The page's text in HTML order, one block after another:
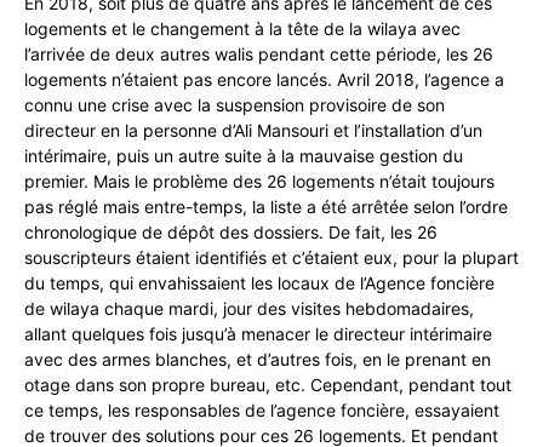
logements et le changement à la tête de la wilaya avec
l’arrivée de deux autres walis pendant cette période, les 26
logements n’étaient pas encore lancés. Avril 2018, l’agence a
connu une crise avec la suspension provisoire de son
directeur en la personne d’Ali Mansouri et l’installation d’un
intérimaire, puis un autre suite à la mauvaise gestion du
premier. Mais le problème des 26 logements n’était toujours
pas réglé mais entre-temps, la liste a été arrêtée selon l’ordre
chronologique de dépôt des dossiers. De fait, les 26
souscripteurs étaient identifiés et c’étaient eux, pour la plupart
du temps, qui envahissaient les locaux de l’Agence foncière
de wilaya chaque mardi, jour des visites hebdomadaires,
allant quelques fois jusqu’à menacer le directeur intérimaire
avec des armes blanches, et d’autres fois, en le prenant en
otage dans son propre bureau, etc. Cependant, pendant tout
ce temps, les responsables de l’agence foncière, essayaient
de trouver des solutions pour ces 26 logements. Et pendant